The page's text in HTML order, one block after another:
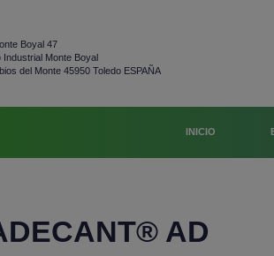
Boyal 47
Industrial Monte Boyal
del Monte 45950 Toledo ESPAÑA
INICIO
AD